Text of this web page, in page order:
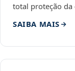
total proteção da
SAIBA MAIS